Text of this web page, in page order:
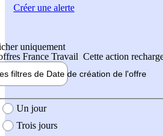
uniquement
France Travail Cette action
filtres de Date de création de l'offre
création de l'offre
Un jour
Trois jours
Créer une alerte